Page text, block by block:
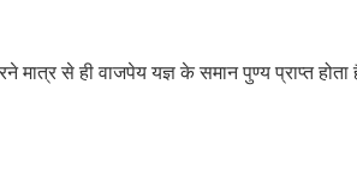
से ही वाजपेय यज्ञ के समान पुण्य प्राप्त होता